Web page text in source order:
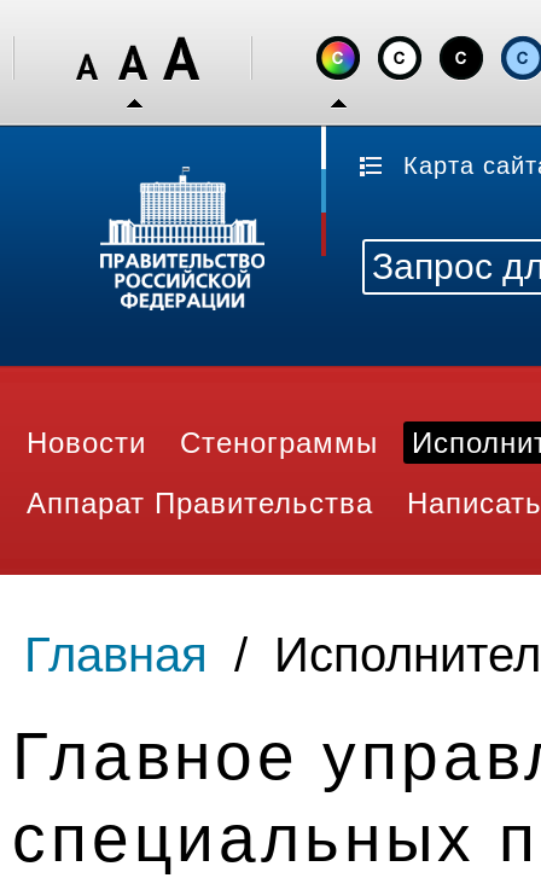
Карта
Новости Стенограммы
Аппарат Правительства
Главная /
Главное
специальных